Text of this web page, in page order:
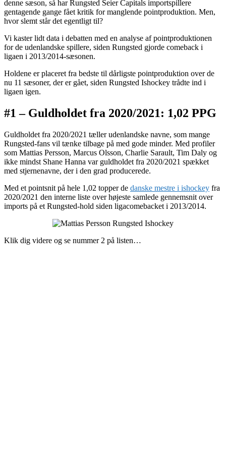
denne sæson, så har Rungsted Seier Capitals importspillere
gentagende gange fået kritik for manglende pointproduktion. Men,
hvor slemt står det egentligt til?
Vi kaster lidt data i debatten med en analyse af pointproduktionen
for de udenlandske spillere, siden Rungsted gjorde comeback i
ligaen i 2013/2014-sæsonen.
Holdene er placeret fra bedste til dårligste pointproduktion over de
nu 11 sæsoner, der er gået, siden Rungsted Ishockey trådte ind i
ligaen igen.
#1 – Guldholdet fra 2020/2021: 1,02 PPG
Guldholdet fra 2020/2021 tæller udenlandske navne, som mange
Rungsted-fans vil tænke tilbage på med gode minder. Med profiler
som Mattias Persson, Marcus Olsson, Charlie Sarault, Tim Daly og
ikke mindst Shane Hanna var guldholdet fra 2020/2021 spækket
med stjernenavne, der i den grad producerede.
Med et pointsnit på hele 1,02 topper de danske mestre i ishockey fra
2020/2021 den interne liste over højeste samlede gennemsnit over
imports på et Rungsted-hold siden ligacomebacket i 2013/2014.
Klik dig videre og se nummer 2 på listen…